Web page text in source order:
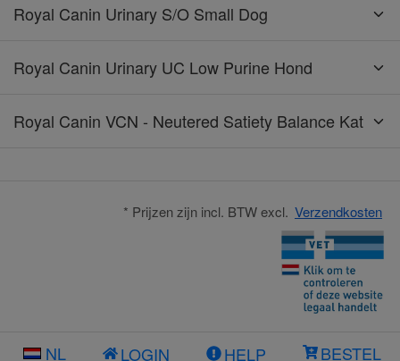
Royal Canin Urinary S/O Small Dog
Royal Canin Urinary UC Low Purine Hond
Royal Canin VCN - Neutered Satiety Balance Kat
* Prijzen zijn incl. BTW excl. Verzendkosten
NL LOGIN HELP BESTEL